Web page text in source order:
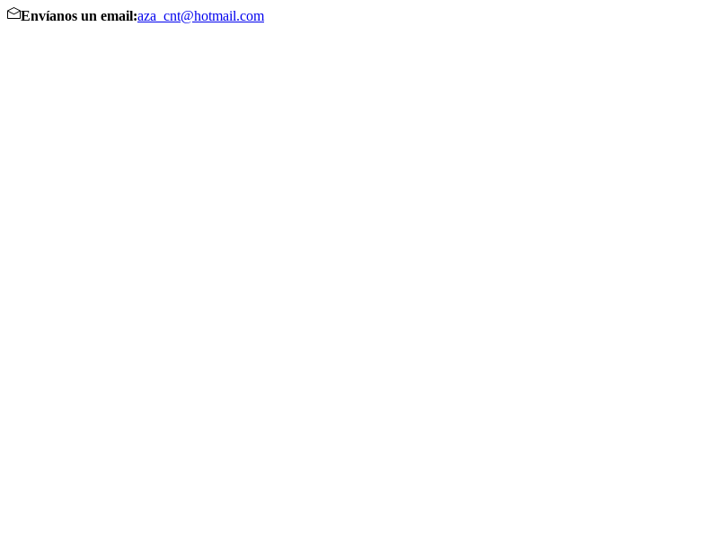
Envíanos un email:aza_cnt@hotmail.com